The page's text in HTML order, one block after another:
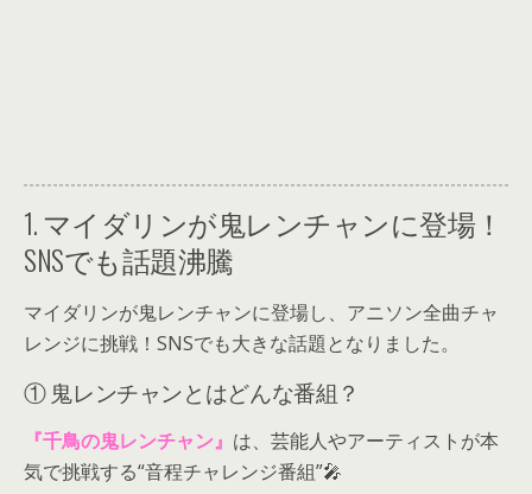
1. マイダリンが鬼レンチャンに登場！
SNSでも話題沸騰
マイダリンが鬼レンチャンに登場し、アニソン全曲チャ
レンジに挑戦！SNSでも大きな話題となりました。
① 鬼レンチャンとはどんな番組？
『千鳥の鬼レンチャン』 は、芸能人やアーティストが本
気で挑戦する“音程チャレンジ番組”🎤